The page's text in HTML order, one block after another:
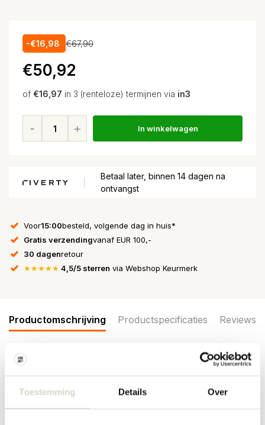
Toestemming Details Over
-€16,98 €67,90
€50,92
of €16,97 in 3 (renteloze) termijnen via in3
In winkelwagen
Betaal later, binnen 14 dagen na
ontvangst
Voor15:00besteld, volgende dag in huis*
Gratis verzendingvanaf EUR 100,-
30 dagenretour
★★★★★ 4,5/5 sterren via Webshop Keurmerk
Productomschrijving Productspecificaties Reviews
De Bloomingville Check vaas is gemaakt van aardewerk en
tinten. De handbeschilderde decoratie zorgt ervoor dat elke vaas